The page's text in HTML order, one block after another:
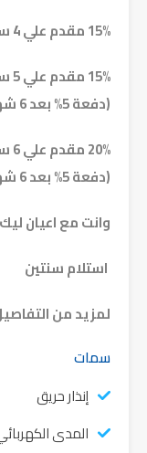
15% مقدم علي 4 سنوات
15% مقدم علي 5 سنوات
(دفعة 5% بعد 6 شهور)
20% مقدم علي 6 سنوات
(دفعة 5% بعد 6 شهور)
وانت مع اعيان
استلام سنتين
لمزيد من التفاصيل اتصل
سمات
إنذار حريق
المدى